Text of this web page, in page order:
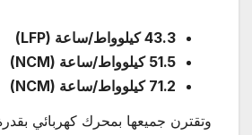
43.3 كيلوواط/ساعة (LFP)
51.5 كيلوواط/ساعة (NCM)
71.2 كيلوواط/ساعة (NCM)